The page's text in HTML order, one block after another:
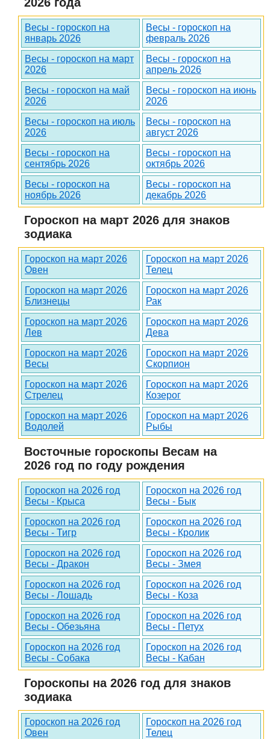
Весы - гороскоп на
январь 2026
Весы - гороскоп на
февраль 2026
Весы - гороскоп на март
2026
Весы - гороскоп на
апрель 2026
Весы - гороскоп на май
2026
Весы - гороскоп на июнь
2026
Весы - гороскоп на июль
2026
Весы - гороскоп на
август 2026
Весы - гороскоп на
сентябрь 2026
Весы - гороскоп на
октябрь 2026
Весы - гороскоп на
ноябрь 2026
Весы - гороскоп на
декабрь 2026
Гороскоп на март 2026 для знаков
зодиака
Гороскоп на март 2026
Овен
Гороскоп на март 2026
Телец
Гороскоп на март 2026
Близнецы
Гороскоп на март 2026
Рак
Гороскоп на март 2026
Лев
Гороскоп на март 2026
Дева
Гороскоп на март 2026
Весы
Гороскоп на март 2026
Скорпион
Гороскоп на март 2026
Стрелец
Гороскоп на март 2026
Козерог
Гороскоп на март 2026
Водолей
Гороскоп на март 2026
Рыбы
Восточные гороскопы Весам на
2026 год по году рождения
Гороскоп на 2026 год
Весы - Крыса
Гороскоп на 2026 год
Весы - Бык
Гороскоп на 2026 год
Весы - Тигр
Гороскоп на 2026 год
Весы - Кролик
Гороскоп на 2026 год
Весы - Дракон
Гороскоп на 2026 год
Весы - Змея
Гороскоп на 2026 год
Весы - Лошадь
Гороскоп на 2026 год
Весы - Коза
Гороскоп на 2026 год
Весы - Обезьяна
Гороскоп на 2026 год
Весы - Петух
Гороскоп на 2026 год
Весы - Собака
Гороскоп на 2026 год
Весы - Кабан
Гороскопы на 2026 год для знаков
зодиака
Гороскоп на 2026 год
Овен
Гороскоп на 2026 год
Телец